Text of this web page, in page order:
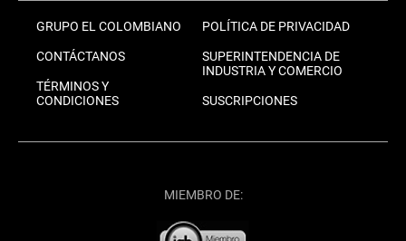
GRUPO EL COLOMBIANO
CONTÁCTANOS
TÉRMINOS Y
CONDICIONES
POLÍTICA DE PRIVACIDAD
SUPERINTENDENCIA DE
INDUSTRIA Y COMERCIO
SUSCRIPCIONES
MIEMBRO DE: